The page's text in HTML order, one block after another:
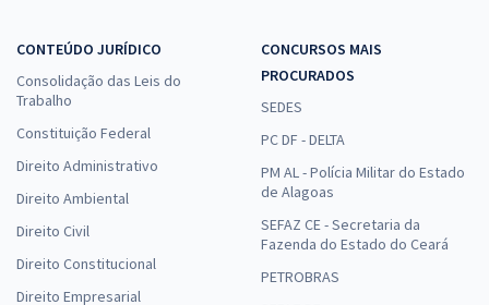
CONTEÚDO JURÍDICO
Consolidação das Leis do
Trabalho
Constituição Federal
Direito Administrativo
Direito Ambiental
Direito Civil
Direito Constitucional
Direito Empresarial
CONCURSOS MAIS
PROCURADOS
SEDES
PC DF - DELTA
PM AL - Polícia Militar do Estado
de Alagoas
SEFAZ CE - Secretaria da
Fazenda do Estado do Ceará
PETROBRAS